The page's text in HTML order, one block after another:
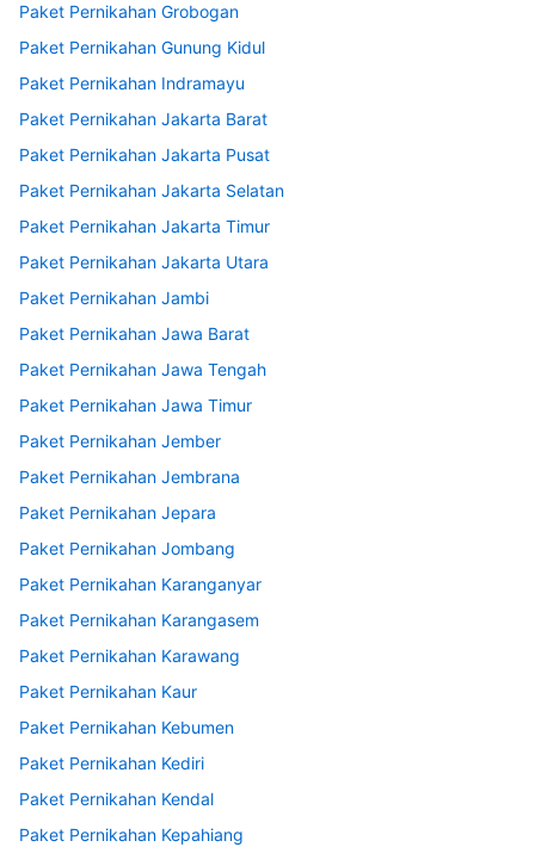
Paket Pernikahan Grobogan
Paket Pernikahan Gunung Kidul
Paket Pernikahan Indramayu
Paket Pernikahan Jakarta Barat
Paket Pernikahan Jakarta Pusat
Paket Pernikahan Jakarta Selatan
Paket Pernikahan Jakarta Timur
Paket Pernikahan Jakarta Utara
Paket Pernikahan Jambi
Paket Pernikahan Jawa Barat
Paket Pernikahan Jawa Tengah
Paket Pernikahan Jawa Timur
Paket Pernikahan Jember
Paket Pernikahan Jembrana
Paket Pernikahan Jepara
Paket Pernikahan Jombang
Paket Pernikahan Karanganyar
Paket Pernikahan Karangasem
Paket Pernikahan Karawang
Paket Pernikahan Kaur
Paket Pernikahan Kebumen
Paket Pernikahan Kediri
Paket Pernikahan Kendal
Paket Pernikahan Kepahiang